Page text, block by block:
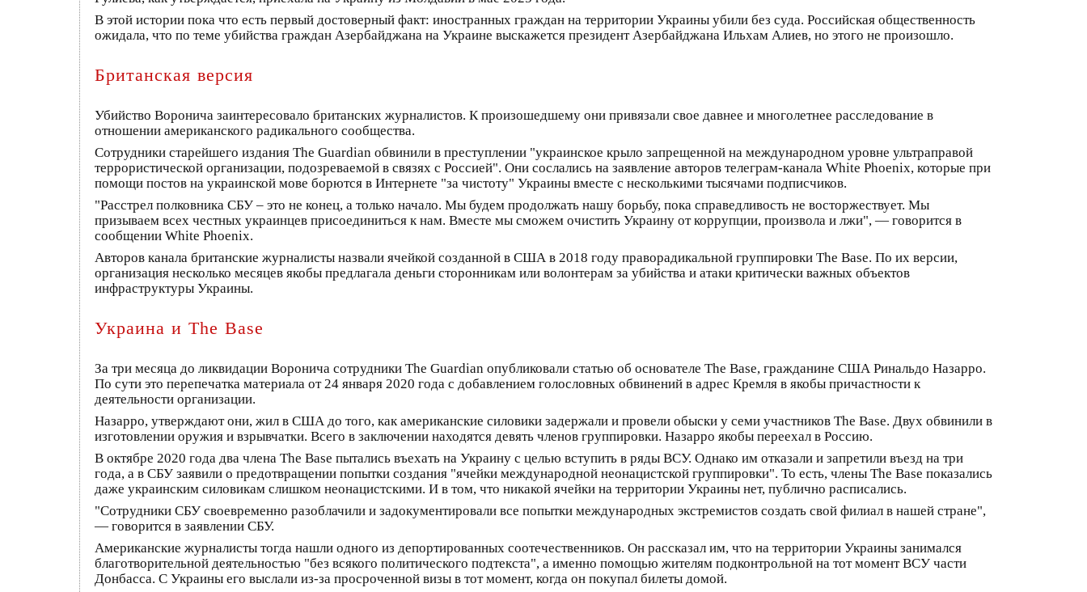
В этой истории пока что есть первый достоверный факт: иностранных граждан на территории Украины убили без суда. Российская общественность
ожидала, что по теме убийства граждан Азербайджана на Украине выскажется президент Азербайджана Ильхам Алиев, но этого не произошло.
Британская версия
Убийство Воронича заинтересовало британских журналистов. К произошедшему они привязали свое давнее и многолетнее расследование в
отношении американского радикального сообщества.
Сотрудники старейшего издания The Guardian обвинили в преступлении "украинское крыло запрещенной на международном уровне ультраправой
террористической организации, подозреваемой в связях с Россией". Они сослались на заявление авторов телеграм-канала White Phoenix, которые при
помощи постов на украинской мове борются в Интернете "за чистоту" Украины вместе с несколькими тысячами подписчиков.
"Расстрел полковника СБУ – это не конец, а только начало. Мы будем продолжать нашу борьбу, пока справедливость не восторжествует. Мы
призываем всех честных украинцев присоединиться к нам. Вместе мы сможем очистить Украину от коррупции, произвола и лжи", — говорится в
сообщении White Phoenix.
Авторов канала британские журналисты назвали ячейкой созданной в США в 2018 году праворадикальной группировки The Base. По их версии,
организация несколько месяцев якобы предлагала деньги сторонникам или волонтерам за убийства и атаки критически важных объектов
инфраструктуры Украины.
Украина и The Base
За три месяца до ликвидации Воронича сотрудники The Guardian опубликовали статью об основателе The Base, гражданине США Ринальдо Назарро.
По сути это перепечатка материала от 24 января 2020 года с добавлением голословных обвинений в адрес Кремля в якобы причастности к
деятельности организации.
Назарро, утверждают они, жил в США до того, как американские силовики задержали и провели обыски у семи участников The Base. Двух обвинили в
изготовлении оружия и взрывчатки. Всего в заключении находятся девять членов группировки. Назарро якобы переехал в Россию.
В октябре 2020 года два члена The Base пытались въехать на Украину с целью вступить в ряды ВСУ. Однако им отказали и запретили въезд на три
года, а в СБУ заявили о предотвращении попытки создания "ячейки международной неонацистской группировки". То есть, члены The Base показались
даже украинским силовикам слишком неонацистскими. И в том, что никакой ячейки на территории Украины нет, публично расписались.
"Сотрудники СБУ своевременно разоблачили и задокументировали все попытки международных экстремистов создать свой филиал в нашей стране",
— говорится в заявлении СБУ.
Американские журналисты тогда нашли одного из депортированных соотечественников. Он рассказал им, что на территории Украины занимался
благотворительной деятельностью "без всякого политического подтекста", а именно помощью жителям подконтрольной на тот момент ВСУ части
Донбасса. С Украины его выслали из-за просроченной визы в тот момент, когда он покупал билеты домой.